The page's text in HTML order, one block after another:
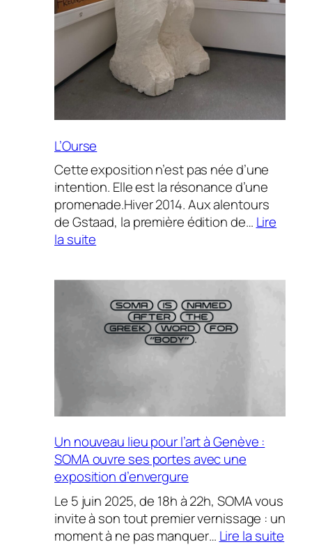
L’Ourse
Cette exposition n’est pas née d’une
intention. Elle est la résonance d’une
promenade.Hiver 2014. Aux alentours
de Gstaad, la première édition de… Lire
la suite
Un nouveau lieu pour l’art à Genève :
SOMA ouvre ses portes avec une
exposition d’envergure
Le 5 juin 2025, de 18h à 22h, SOMA vous
invite à son tout premier vernissage : un
moment à ne pas manquer… Lire la suite